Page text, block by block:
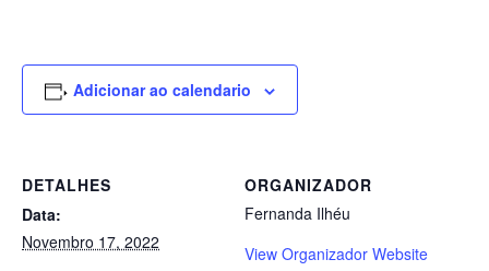
Adicionar ao calendario
DETALHES
Data:
Novembro 17, 2022
ORGANIZADOR
Fernanda Ilhéu
View Organizador Website